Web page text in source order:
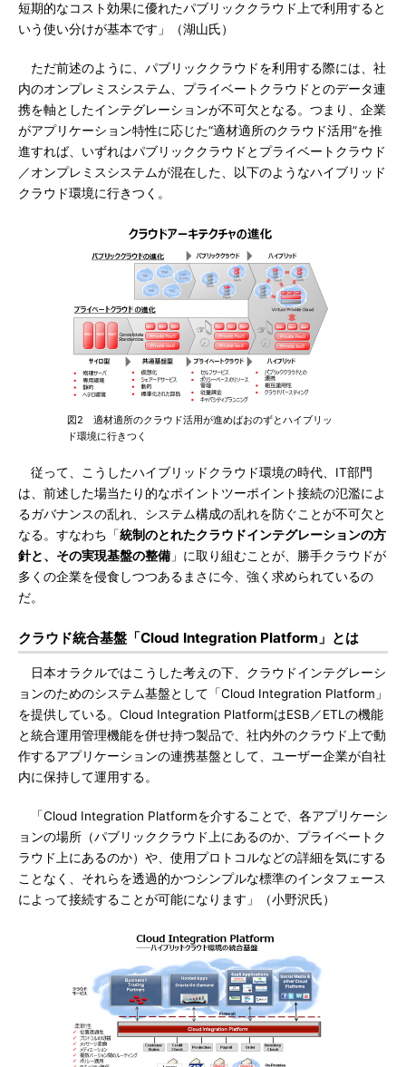
短期的なコスト効果に優れたパブリッククラウド上で利用すると
いう使い分けが基本です」（湖山氏）
ただ前述のように、パブリッククラウドを利用する際には、社
内のオンプレミスシステム、プライベートクラウドとのデータ連
携を軸としたインテグレーションが不可欠となる。つまり、企業
がアプリケーション特性に応じた“適材適所のクラウド活用”を推
進すれば、いずれはパブリッククラウドとプライベートクラウド
／オンプレミスシステムが混在した、以下のようなハイブリッド
クラウド環境に行きつく。
図2 適材適所のクラウド活用が進めばおのずとハイブリッ
ド環境に行きつく
従って、こうしたハイブリッドクラウド環境の時代、IT部門
は、前述した場当たり的なポイントツーポイント接続の氾濫によ
るガバナンスの乱れ、システム構成の乱れを防ぐことが不可欠と
なる。すなわち「統制のとれたクラウドインテグレーションの方
針と、その実現基盤の整備 」に取り組むことが、勝手クラウドが
多くの企業を侵食しつつあるまさに今、強く求められているの
だ。
クラウド統合基盤「Cloud Integration Platform」とは
日本オラクルではこうした考えの下、クラウドインテグレーシ
ョンのためのシステム基盤として「Cloud Integration Platform」
を提供している。Cloud Integration PlatformはESB／ETLの機能
と統合運用管理機能を併せ持つ製品で、社内外のクラウド上で動
作するアプリケーションの連携基盤として、ユーザー企業が自社
内に保持して運用する。
「Cloud Integration Platformを介することで、各アプリケーシ
ョンの場所（パブリッククラウド上にあるのか、プライベートク
ラウド上にあるのか）や、使用プロトコルなどの詳細を気にする
ことなく、それらを透過的かつシンプルな標準のインタフェース
によって接続することが可能になります」（小野沢氏）